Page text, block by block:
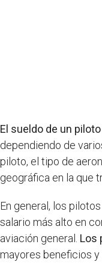
El sueldo de un piloto
dependiendo de
piloto, el tipo de
geográfica en la que
En general, los
salario más alto en
aviación general. Los
mayores beneficios y